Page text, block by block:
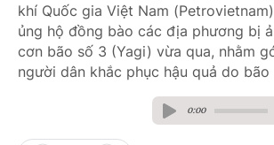
khí Quốc gia Việt Nam
ủng hộ đồng bào các địa phương bị
cơn bão số 3 (Yagi) vừa qua, nhằm
người dân khắc phục hậu quả do bão
0:00